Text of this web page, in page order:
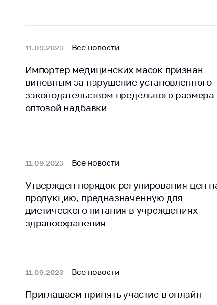
11.09.2023 Все новости
Импортер медицинских масок признан
виновным за нарушение установленного
законодательством предельного размера
оптовой надбавки
11.09.2023 Все новости
Утвержден порядок регулирования цен
продукцию, предназначенную для
диетического питания в учреждениях
здравоохранения
11.09.2023 Все новости
Приглашаем принять участие в онлайн-